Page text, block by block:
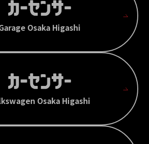
Osaka Higashi
Osaka Higashi